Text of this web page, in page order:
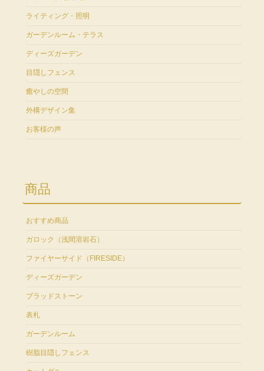
ライティング・照明
ガーデンルーム・テラス
ディーズガーデン
目隠しフェンス
癒やしの空間
外構デザイン集
お客様の声
商品
おすすめ商品
ガロック（浅間溶岩石）
ファイヤーサイド（FIRESIDE）
ディーズガーデン
ブラッドストーン
表札
ガーデンルーム
樹脂目隠しフェンス